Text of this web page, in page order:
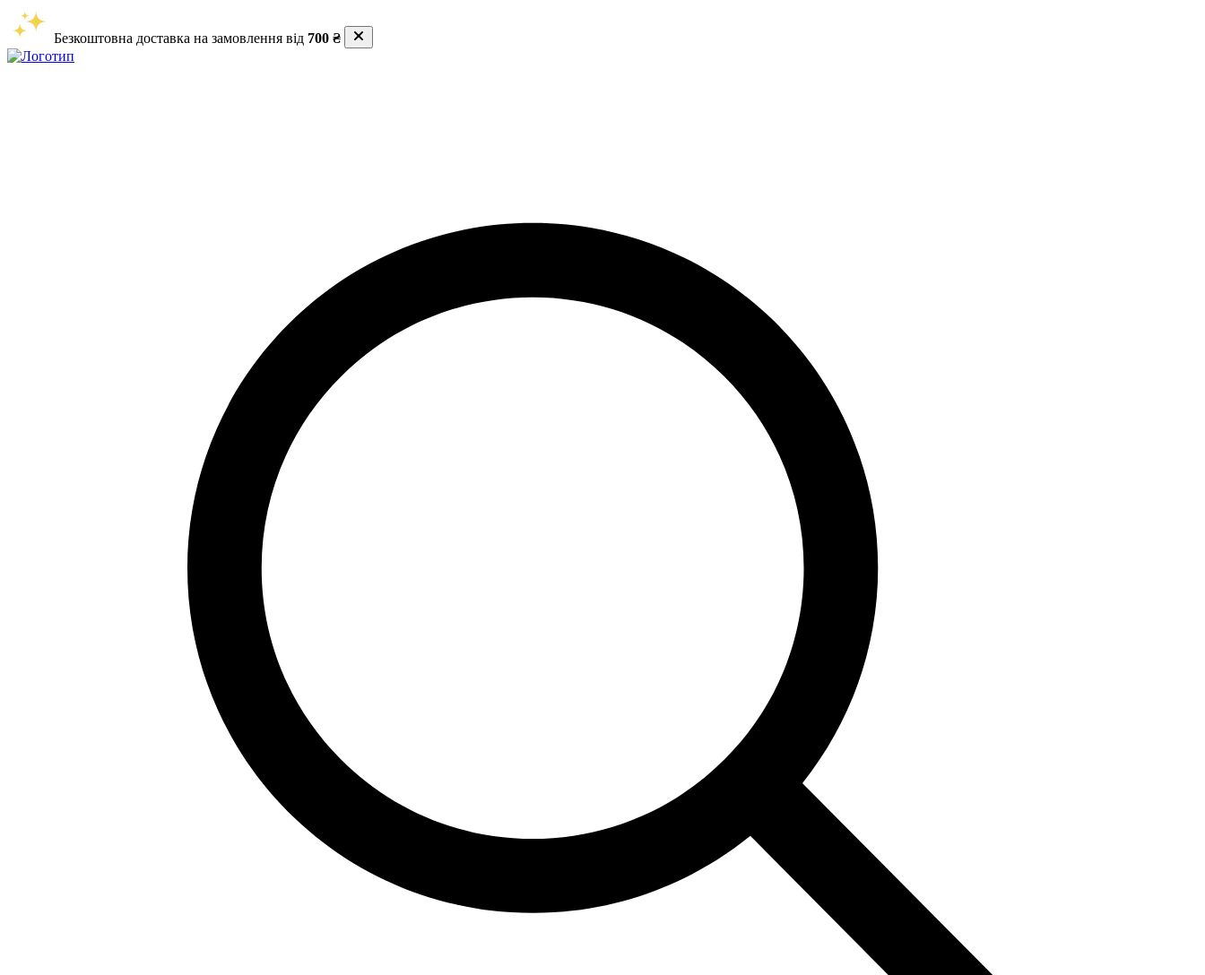
Безкоштовна доставка на замовлення від 700 ₴